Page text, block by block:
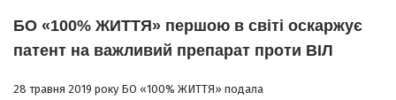
БО «100% ЖИТТЯ» першою в світі оскаржує
патент на важливий препарат проти ВІЛ
28 травня 2019 року БО «100% ЖИТТЯ» подала